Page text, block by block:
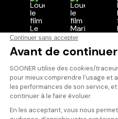
Vos avis
Donnez votre avis
Votre note
Votre commentaire